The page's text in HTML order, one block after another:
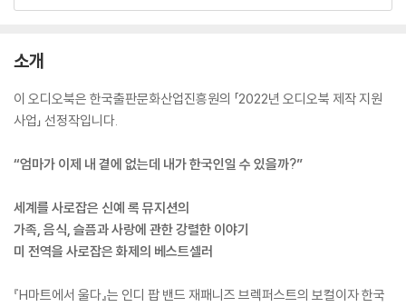
소개
이 오디오북은 한국출판문화산업진흥원의 「2022년 오디오북 제작 지원
사업」 선정작입니다.
“엄마가 이제 내 곁에 없는데 내가 한국인일 수 있을까?”
세계를 사로잡은 신예 록 뮤지션의
가족, 음식, 슬픔과 사랑에 관한 강렬한 이야기
미 전역을 사로잡은 화제의 베스트셀러
『H마트에서 울다』는 인디 팝 밴드 재패니즈 브렉퍼스트의 보컬이자 한국